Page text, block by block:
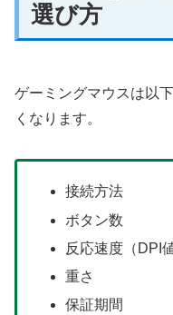
選び方
ゲーミングマウスは以
くなります。
接続方法
ボタン数
反応速度（DPI値
重さ
保証期間